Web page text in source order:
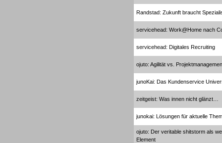
Randstad: Zukunft braucht
servicehead: Work@Home nach
servicehead: Digitales Recruiting
ojuto: Agilität vs.
junoKai: Das Kundenservice
zeitgeist: Was innen nicht glänzt…
junokai: Lösungen für aktuelle
ojuto: Der veritable shitstorm als
Element